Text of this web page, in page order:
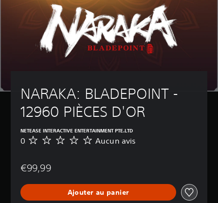
NARAKA: BLADEPOINT -
12960 PIÈCES D'OR
NETEASE INTERACTIVE ENTERTAINMENT PTE.LTD
A
u
a
v
0 Aucun avis
€99,99
Ajouter au panier